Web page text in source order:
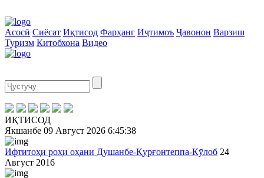
Асосӣ Сиёсат Иқтисод Фарҳанг Иҷтимоъ Ҷавонон Варзиш
Туризм Китобхона Видео
ИҚТИСОД
Якшанбе 09 Август 2026 6:45:38
Ифтитоҳи роҳи оҳани Душанбе-Қурғонтеппа-Кӯлоб 24
Август 2016